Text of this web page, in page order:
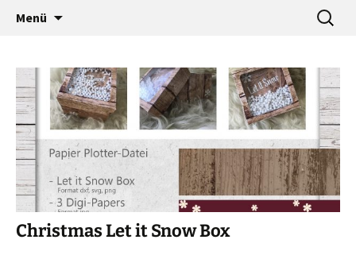
baumann-accessories
…a designers world
Menü
Suche
nach:
Christmas Let it Snow Box